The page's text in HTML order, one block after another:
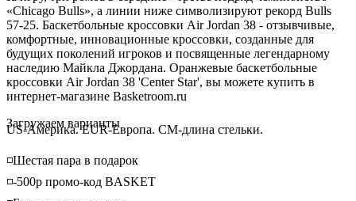
«Chicago Bulls», а линии ниже символизируют рекорд Bulls
57-25. Баскетбольные кроссовки Air Jordan 38 - отзывчивые,
комфортные, инновационные кроссовки, созданные для
будущих поколений игроков и посвященные легендарному
наследию Майкла Джордана. Оранжевые баскетбольные
кроссовки Air Jordan 38 'Center Star', вы можете купить в
интернет-магазине Basketroom.ru
Loading...
Загружаем варианты
US-Америка. EUR-Европа. CM-длина стельки.
◽️Шестая пара в подарок
◽️-500р промо-код BASKET